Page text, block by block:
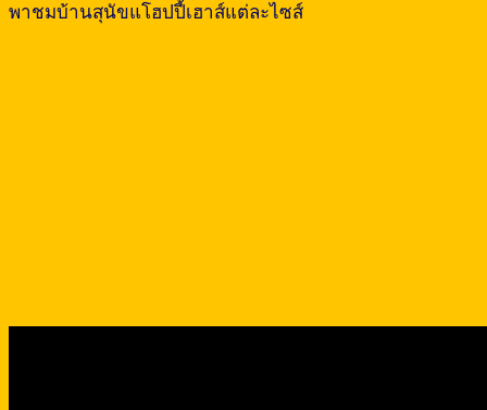
พาชมบ้านสุนัขแโฮปปี้เฮาส์แต่ละไซส์